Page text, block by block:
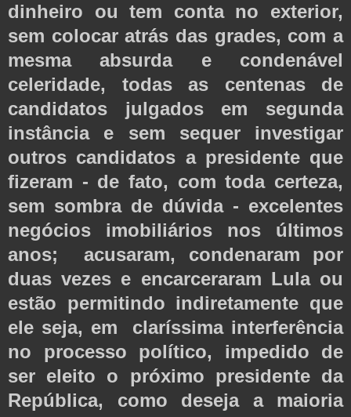
dinheiro ou tem conta no exterior,
sem colocar atrás das grades, com a
mesma absurda e condenável
celeridade, todas as centenas de
candidatos julgados em segunda
instância e sem sequer investigar
outros candidatos a presidente que
fizeram - de fato, com toda certeza,
sem sombra de dúvida - excelentes
negócios imobiliários nos últimos
anos; acusaram, condenaram por
duas vezes e encarceraram Lula ou
estão permitindo indiretamente que
ele seja, em claríssima interferência
no processo político, impedido de
ser eleito o próximo presidente da
República, como deseja a maioria